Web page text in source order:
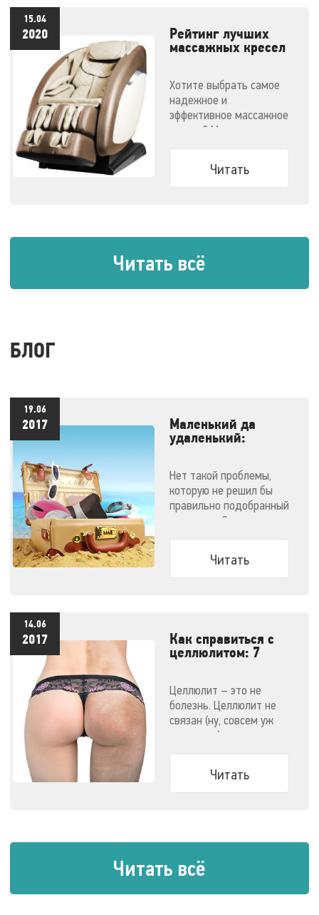
15.04
2020
Рейтинг лучших
массажных кресел
Хотите выбрать самое
надежное и
эффективное массажное
кресло? Мы
Читать
Читать всё
БЛОГ
19.06
2017
Маленький да
удаленький:
отпуске
Нет такой проблемы,
которую не решил бы
правильно подобранный
массажер. Эти
ручную кладь и не
дадут испортить
Читать
14.06
2017
Как справиться с
целлюлитом: 7
Целлюлит – это не
болезнь. Целлюлит не
связан (ну, совсем уж
напрямую) с ожирением.
Читать
Читать всё